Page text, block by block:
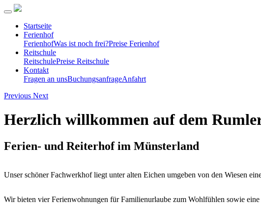
Startseite
Ferienhof
FerienhofWas ist noch frei?Preise Ferienhof
Reitschule
ReitschulePreise Reitschule
Kontakt
Fragen an unsBuchungsanfrageAnfahrt
Previous Next
Herzlich willkommen auf dem
Ferien- und Reiterhof im Münsterland
Unser schöner Fachwerkhof liegt unter alten Eichen umgeben von den Wiesen
Wir bieten vier Ferienwohnungen für Familienurlaube zum Wohlfühlen sowie